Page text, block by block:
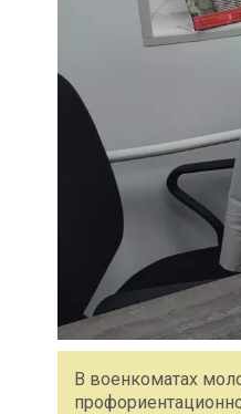
В военкоматах